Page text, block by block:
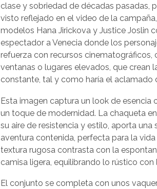
clase y sobriedad de décadas pasadas,
visto reflejado en el video de la
modelos Hana Jirickova y Justice Joslin
espectador a Venecia donde los
refuerza con recursos
ventanas o lugares elevados, que crean
constante, tal y como haría el aclamado
Esta imagen captura un look de esencia
un toque de modernidad. La chaqueta
su aire de resistencia y estilo, aporta una
aventura contenida, perfecta para la vida
textura rugosa contrasta con la
camisa ligera, equilibrando lo rústico con
El conjunto se completa con unos